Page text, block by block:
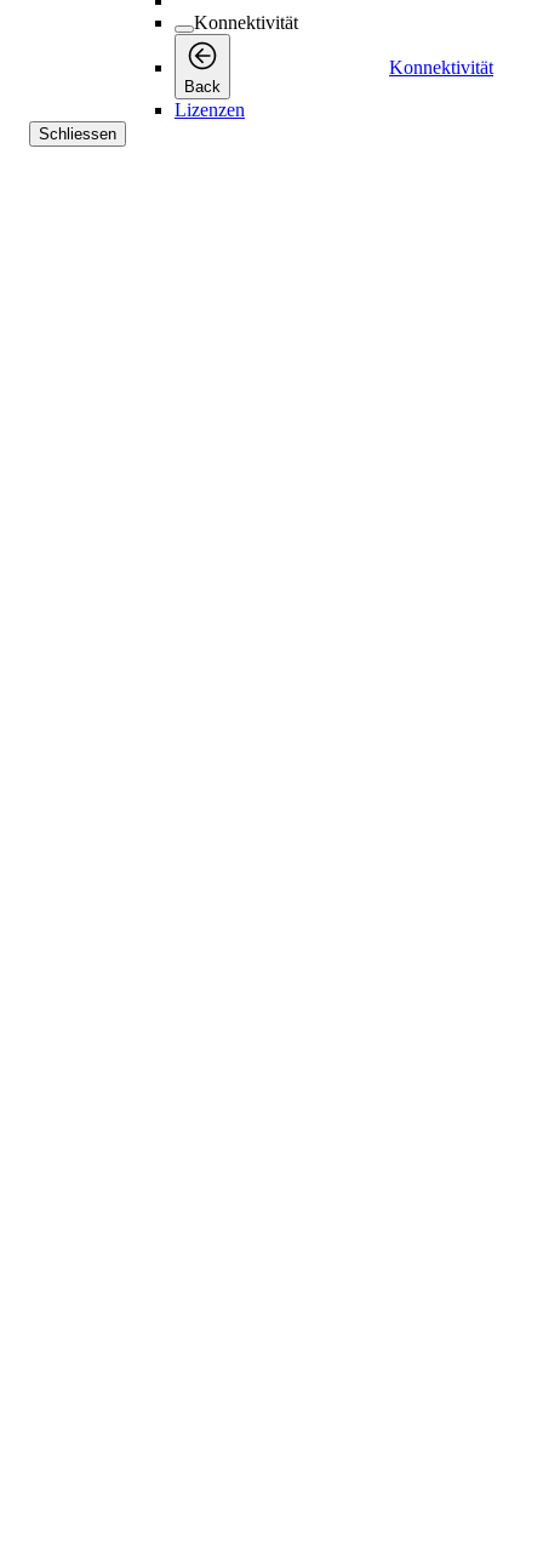
Konnektivität
Back
Konnektivität
Lizenzen
Schliessen